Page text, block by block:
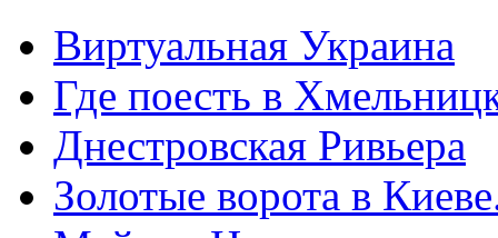
Виртуальная Украина
Где поесть в
Днестровская Ривьера
Золотые ворота в